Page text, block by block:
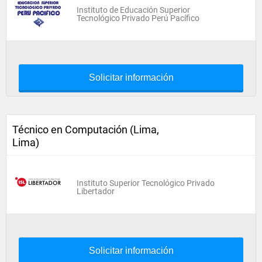
Instituto de Educación Superior
Tecnológico Privado Perú Pacífico
Solicitar información
Técnico en Computación (Lima,
Lima)
Instituto Superior Tecnológico Privado
Libertador
Solicitar información